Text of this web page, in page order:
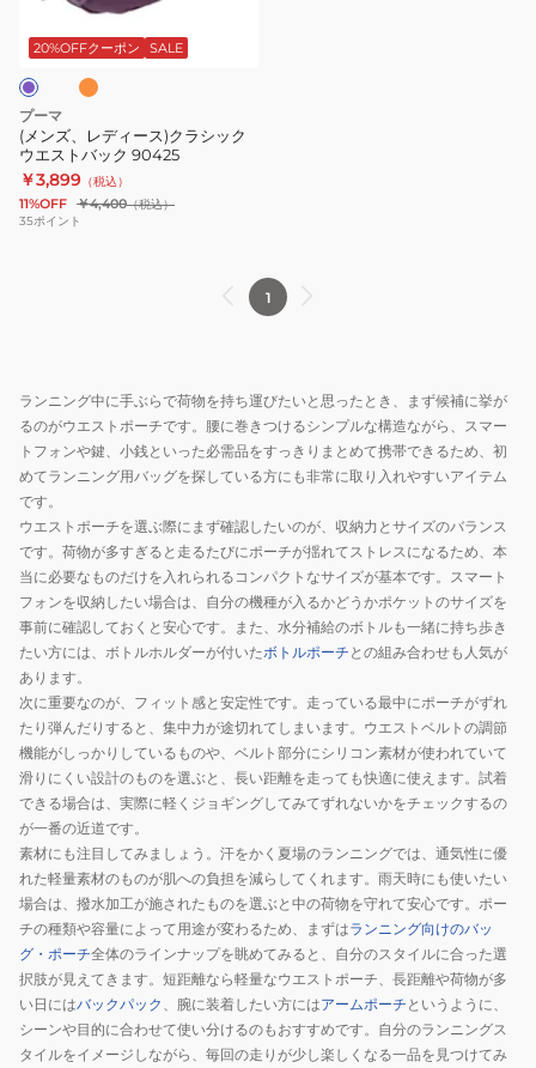
ト
バ
ッ
グ
0.3L
092404
03
ス)
ク
ラ
シ
ッ
ク
ウ
90425
20%OFFクーポン SALE
プーマ
(メンズ、レディース)クラシック
ウエストバック 90425
￥3,899 （税込）
11%OFF ￥4,400（税込）
35ポイント
1
ランニング中に手ぶらで荷物を持ち運びたいと思ったとき、まず候補に挙が
るのがウエストポーチです。腰に巻きつけるシンプルな構造ながら、スマー
トフォンや鍵、小銭といった必需品をすっきりまとめて携帯できるため、初
めてランニング用バッグを探している方にも非常に取り入れやすいアイテム
です。
ウエストポーチを選ぶ際にまず確認したいのが、収納力とサイズのバランス
です。荷物が多すぎると走るたびにポーチが揺れてストレスになるため、本
当に必要なものだけを入れられるコンパクトなサイズが基本です。スマート
フォンを収納したい場合は、自分の機種が入るかどうかポケットのサイズを
事前に確認しておくと安心です。また、水分補給のボトルも一緒に持ち歩き
たい方には、ボトルホルダーが付いたボトルポーチ との組み合わせも人気が
あります。
次に重要なのが、フィット感と安定性です。走っている最中にポーチがずれ
たり弾んだりすると、集中力が途切れてしまいます。ウエストベルトの調節
機能がしっかりしているものや、ベルト部分にシリコン素材が使われていて
滑りにくい設計のものを選ぶと、長い距離を走っても快適に使えます。試着
できる場合は、実際に軽くジョギングしてみてずれないかをチェックするの
が一番の近道です。
素材にも注目してみましょう。汗をかく夏場のランニングでは、通気性に優
れた軽量素材のものが肌への負担を減らしてくれます。雨天時にも使いたい
場合は、撥水加工が施されたものを選ぶと中の荷物を守れて安心です。ポー
チの種類や容量によって用途が変わるため、まずはランニング向けのバッ
グ・ポーチ全体のラインナップを眺めてみると、自分のスタイルに合った選
択肢が見えてきます。短距離なら軽量なウエストポーチ、長距離や荷物が多
い日にはバックパック 、腕に装着したい方にはアームポーチ というように、
シーンや目的に合わせて使い分けるのもおすすめです。自分のランニングス
タイルをイメージしながら、毎回の走りが少し楽しくなる一品を見つけてみ